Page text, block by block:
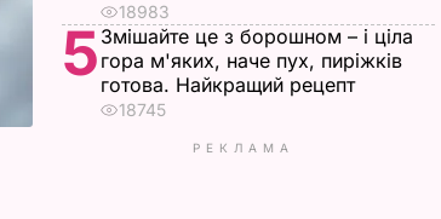
18983
5 Змішайте це з борошном – і ціла
гора м'яких, наче пух, пиріжків
готова. Найкращий рецепт
18745
РЕКЛАМА